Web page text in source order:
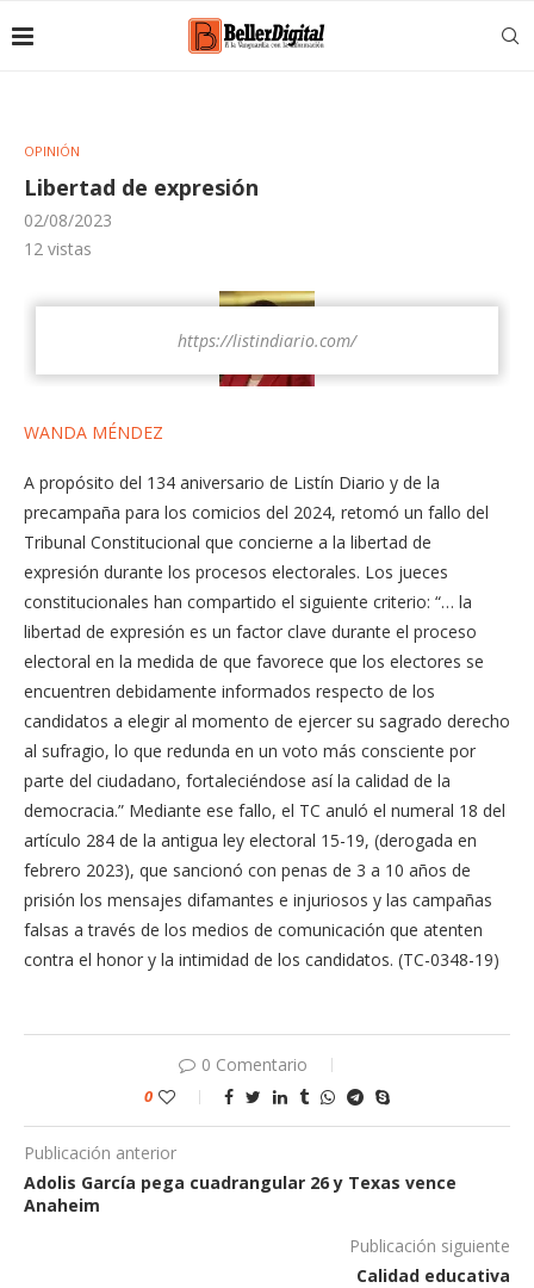
OPINIÓN
Libertad de expresión
02/08/2023
12 vistas
https://listindiario.com/
WANDA MÉNDEZ
A propósito del 134 aniversario de Listín Diario y de la
precampaña para los comicios del 2024, retomó un fallo del
Tribunal Constitucional que concierne a la libertad de
expresión durante los procesos electorales. Los jueces
constitucionales han compartido el siguiente criterio: “… la
libertad de expresión es un factor clave durante el proceso
electoral en la medida de que favorece que los electores se
encuentren debidamente informados respecto de los
candidatos a elegir al momento de ejercer su sagrado derecho
al sufragio, lo que redunda en un voto más consciente por
parte del ciudadano, fortaleciéndose así la calidad de la
democracia.” Mediante ese fallo, el TC anuló el numeral 18 del
artículo 284 de la antigua ley electoral 15-19, (derogada en
febrero 2023), que sancionó con penas de 3 a 10 años de
prisión los mensajes difamantes e injuriosos y las campañas
falsas a través de los medios de comunicación que atenten
contra el honor y la intimidad de los candidatos. (TC-0348-19)
0 Comentario
0
Publicación anterior
Adolis García pega cuadrangular 26 y Texas vence
Anaheim
Publicación siguiente
Calidad educativa